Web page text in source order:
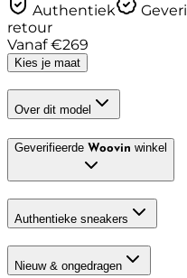
Authentiek
retour
Vanaf€269
Kies je maat
Over dit model
Geverifieerde Woovin winkel
Authentieke sneakers
Nieuw & ongedragen